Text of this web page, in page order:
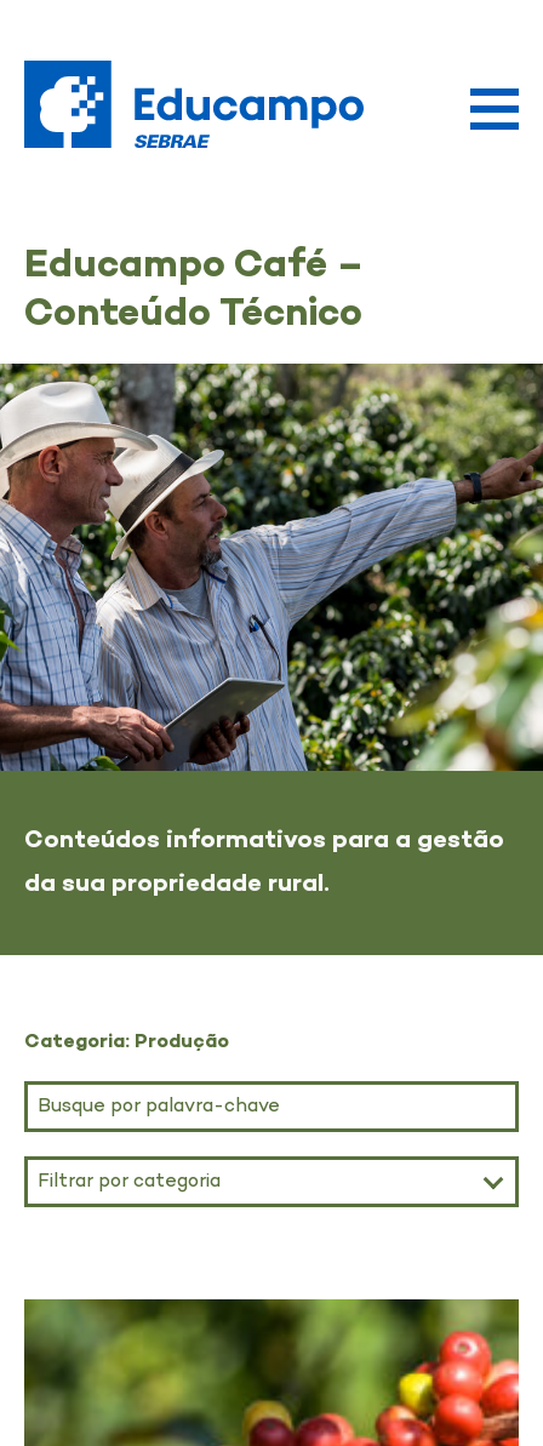
Educampo Café –
Conteúdo Técnico
Conteúdos informativos para a gestão
da sua propriedade rural.
Filtrar por categoria
Categoria: Produção